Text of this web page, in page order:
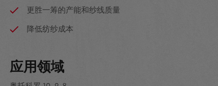
更胜一筹的产能和纱线质量
降低纺纱成本
应用领域